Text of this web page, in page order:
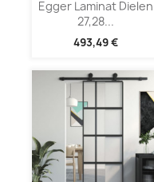
Egger Laminat Dielen
27,28...
493,49 €